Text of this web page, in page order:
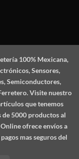
100% Mexicana,
Sensores,
Semiconductores,
Visite nuestro
que tenemos
de 5000 productos al
ofrece envíos a
mas seguros del